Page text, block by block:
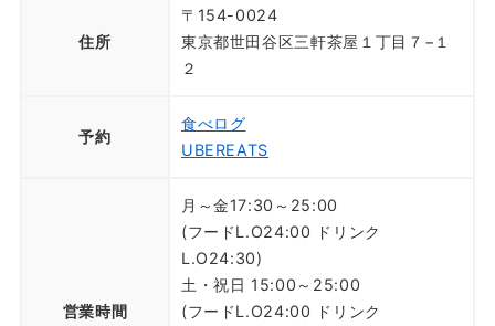
住所
〒154-0024
東京都世田谷区三軒茶屋１丁目７−１
２
予約
食べログ
UBEREATS
営業時間
月～金17:30～25:00
(フードL.O24:00 ドリンク
L.O24:30)
土・祝日 15:00～25:00
(フードL.O24:00 ドリンク